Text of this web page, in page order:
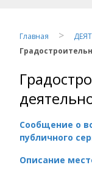
Главная
Сообщение о
публичного
Описание